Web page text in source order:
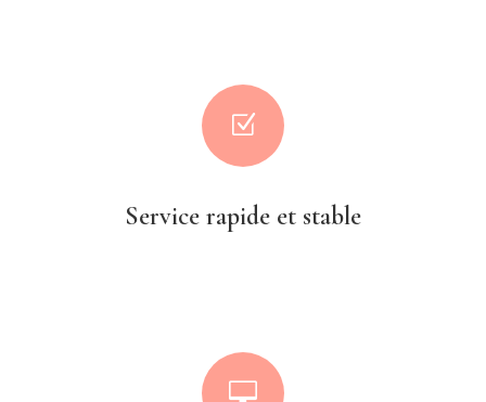
Z
Service rapide et stable
